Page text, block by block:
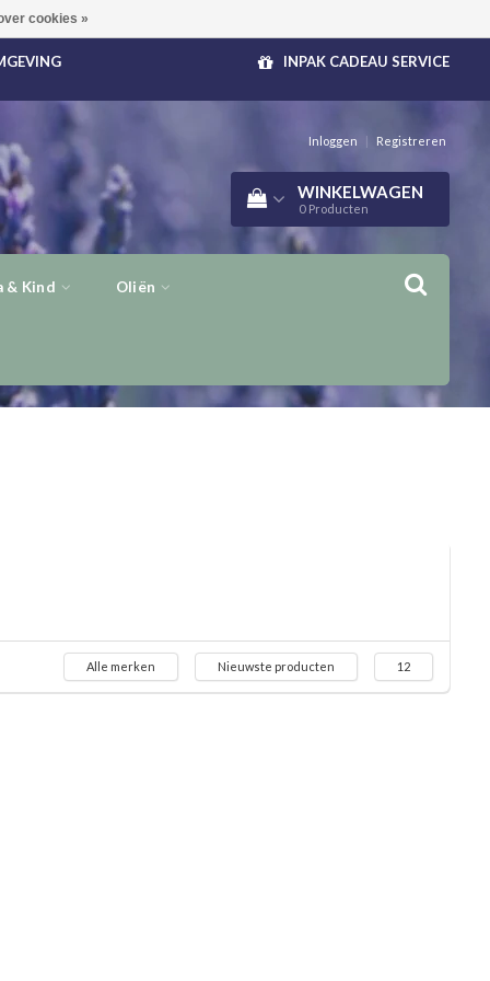
INPAK CADEAU SERVICE
Inloggen | Registreren
WINKELWAGEN
0 Producten
& Kind Oliën
Alle merken Nieuwste producten 12
cookies »